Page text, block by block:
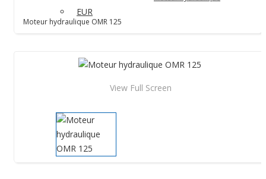
EUR
Moteur hydraulique OMR 125
View Full Screen